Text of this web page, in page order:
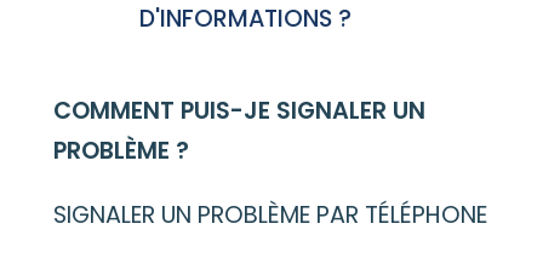
D'INFORMATIONS ?
COMMENT PUIS-JE SIGNALER UN
PROBLÈME ?
SIGNALER UN PROBLÈME PAR TÉLÉPHONE